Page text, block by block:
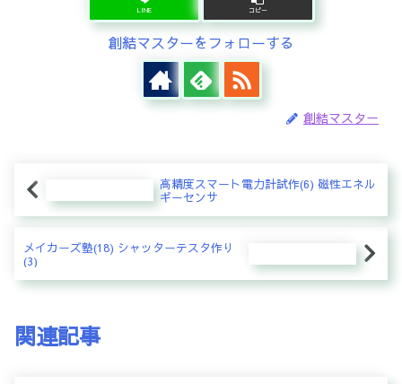
LINE コピー
創結マスターをフォローする
創結マスター
高精度スマート電力計試作(6) 磁性エネル
ギーセンサ
メイカーズ塾(18) シャッターテスタ作り
(3)
関連記事